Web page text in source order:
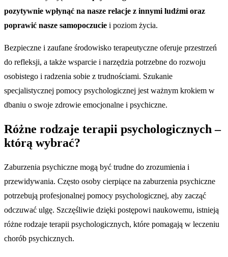
pozytywnie wpłynąć na nasze relacje z innymi ludźmi oraz
poprawić nasze samopoczucie i poziom życia.
Bezpieczne i zaufane środowisko terapeutyczne oferuje przestrzeń
do refleksji, a także wsparcie i narzędzia potrzebne do rozwoju
osobistego i radzenia sobie z trudnościami. Szukanie
specjalistycznej pomocy psychologicznej jest ważnym krokiem w
dbaniu o swoje zdrowie emocjonalne i psychiczne.
Różne rodzaje terapii psychologicznych –
którą wybrać?
Zaburzenia psychiczne mogą być trudne do zrozumienia i
przewidywania. Często osoby cierpiące na zaburzenia psychiczne
potrzebują profesjonalnej pomocy psychologicznej, aby zacząć
odczuwać ulgę. Szczęśliwie dzięki postępowi naukowemu, istnieją
różne rodzaje terapii psychologicznych, które pomagają w leczeniu
chorób psychicznych.